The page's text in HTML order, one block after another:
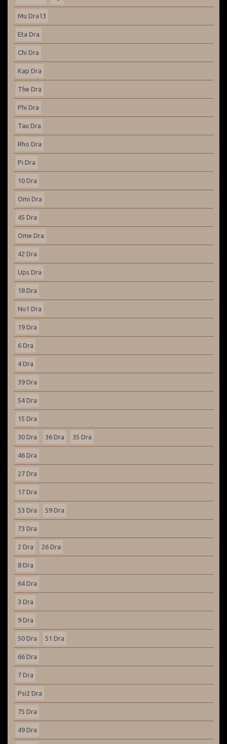
Mu Dra13
Eta Dra
Chi Dra
Kap Dra
The Dra
Phi Dra
Tau Dra
Rho Dra
Pi Dra
10 Dra
Omi Dra
45 Dra
Ome Dra
42 Dra
Ups Dra
18 Dra
Nu1 Dra
19 Dra
6 Dra
4 Dra
39 Dra
54 Dra
15 Dra
30 Dra 36 Dra 35 Dra
46 Dra
27 Dra
17 Dra
53 Dra 59 Dra
73 Dra
2 Dra 26 Dra
8 Dra
64 Dra
3 Dra
9 Dra
50 Dra 51 Dra
66 Dra
7 Dra
Psi2 Dra
75 Dra
49 Dra